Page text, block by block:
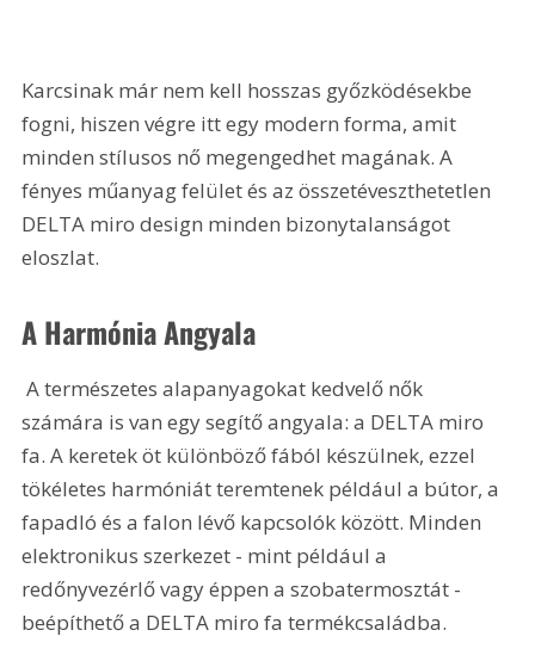
Karcsinak már nem kell hosszas győzködésekbe
fogni, hiszen végre itt egy modern forma, amit
minden stílusos nő megengedhet magának. A
fényes műanyag felület és az összetéveszthetetlen
DELTA miro design minden bizonytalanságot
eloszlat.
A Harmónia Angyala
A természetes alapanyagokat kedvelő nők
számára is van egy segítő angyala: a DELTA miro
fa. A keretek öt különböző fából készülnek, ezzel
tökéletes harmóniát teremtenek például a bútor, a
fapadló és a falon lévő kapcsolók között. Minden
elektronikus szerkezet - mint például a
redőnyvezérlő vagy éppen a szobatermosztát -
beépíthető a DELTA miro fa termékcsaládba.